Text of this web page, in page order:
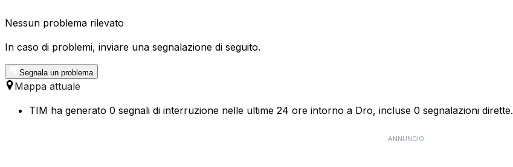
Nessun problema rilevato
In caso di problemi, inviare una segnalazione di seguito.
Segnala un problema
Mappa attuale
TIM ha generato 0 segnali di interruzione nelle ultime 24 ore intorno a Dro, incluse 0 segnalazioni dirette.
ANNUNCIO